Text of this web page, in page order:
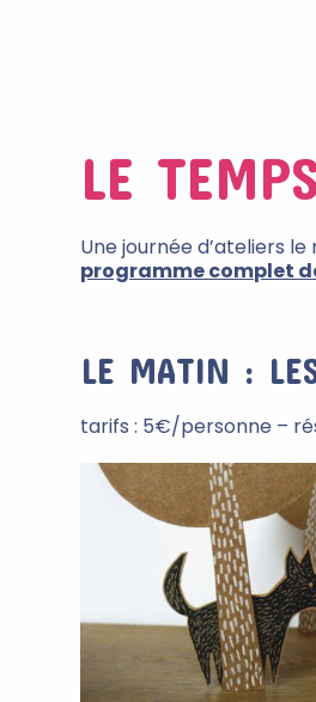
LE
Une journée d’ateliers
programme complet
LE MATIN :
tarifs : 5€/personne –